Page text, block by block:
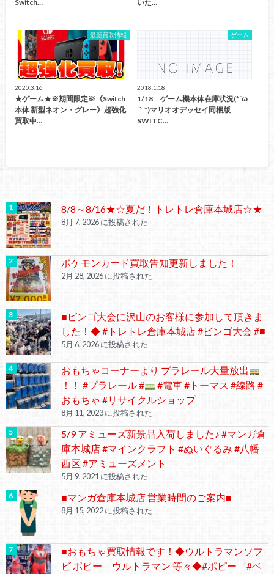
Switch… いた…
最新買取情報
2020.3.16
★ゲーム★※期間限定※《Switch
本体 新型ネオン・グレー》超強化
買取中…
ゲーム
2018.1.18
1/18 ゲーム機本体在庫状況(*´ω
｀*)マリオオデッセイ同梱版
SWITC…
8/8～8/16★☆夏だ！トレトレ倉庫本城店☆★
8月 7, 2026 に投稿された
ポケモンカード買取告知更新しました！
2月 28, 2026 に投稿された
■ビンゴ大会に沢山のお客様に参加して頂きま
した！◆ #トレトレ倉庫本城店 #ビンゴ大会 #■
5月 6, 2026 に投稿された
おもちゃコーナーより プラレール大量放出
！！ #プラレール #
#電車 #トーマス #線路 #
おもちゃ #リサイクルショップ
8月 11, 2023 に投稿された
5/9 アミューズ新景品入荷しました♪ #マンガ倉
庫本城店 #マインクラフト #ぬいぐるみ #八幡
西区 #アミューズメント
5月 9, 2021 に投稿された
■マンガ倉庫本城店 営業時間のご案内■
8月 15, 2022 に投稿された
■おもちゃ買取情報です！◆ウルトラマンソフ
ビ ポピー ウルトラマン 等々◆#ポピー #ベ